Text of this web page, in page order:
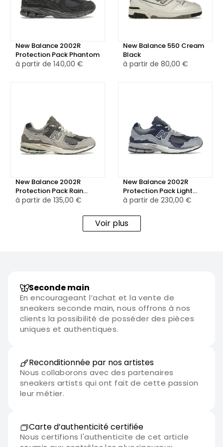
jusqu'à présent. 🌟
New Balance 2002R
Protection Pack Phantom
à partir de 140,00 €
New Balance 550 Cream
Black
à partir de 80,00 €
New Balance 2002R
Protection Pack Rain
Cloud
à partir de 135,00 €
New Balance 2002R
Protection Pack Light
Arctic Grey Purple
à partir de 230,00 €
Voir plus
Seconde main
En encourageant l’achat et la vente de
sneakers seconde main, nous offrons à nos
clients la possibilité de posséder des pièces
uniques et authentiques.
Reconditionnée par nos artistes
Nous collaborons avec des partenaires
sneakers artists qui ont fait de cette passion
leur métier.
Carte d’authenticité certifiée
Nous certifions l'authenticite de cet article